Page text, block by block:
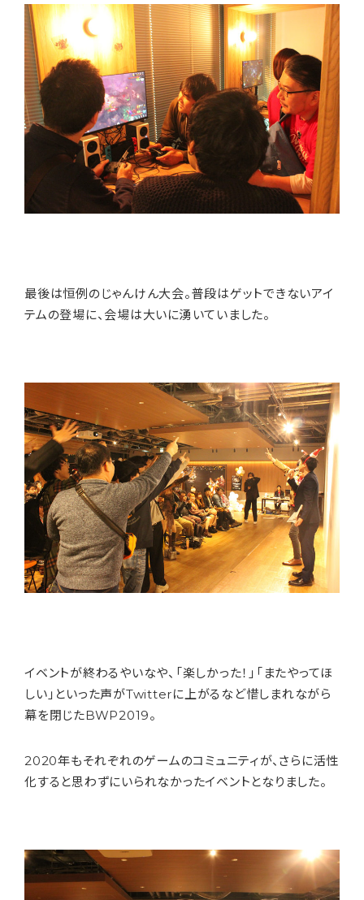
最後は恒例のじゃんけん大会。普段はゲットできないアイ
テムの登場に、会場は大いに湧いていました。
イベントが終わるやいなや、「楽しかった！」「またやってほ
しい」といった声がTwitterに上がるなど惜しまれながら
幕を閉じたBWP2019。
2020年もそれぞれのゲームのコミュニティが、さらに活性
化すると思わずにいられなかったイベントとなりました。